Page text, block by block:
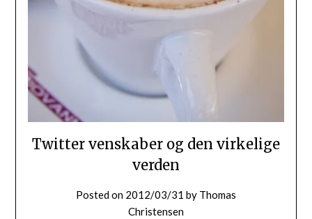
Twitter venskaber og den virkelige
verden
Posted on 2012/03/31 by Thomas
Christensen